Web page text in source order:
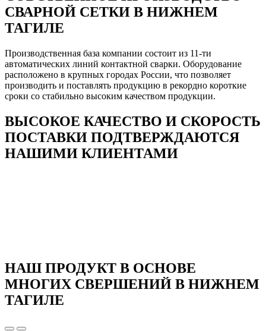
СВАРНОЙ СЕТКИ В НИЖНЕМ
ТАГИЛЕ
Производственная база компании состоит из 11-ти
автоматических линий контактной сварки. Оборудование
расположено в крупных городах России, что позволяет
производить и поставлять продукцию в рекордно короткие
сроки со стабильно высоким качеством продукции.
ВЫСОКОЕ КАЧЕСТВО И СКОРОСТЬ
ПОСТАВКИ ПОДТВЕРЖДАЮТСЯ
НАШИМИ КЛИЕНТАМИ
НАШ ПРОДУКТ В ОСНОВЕ
МНОГИХ СВЕРШЕНИЙ В НИЖНЕМ
ТАГИЛЕ